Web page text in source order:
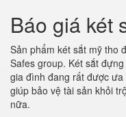
Báo giá két
Sản phẩm két sắt mỹ tho
Safes group. Két sắt
gia đình đang rất được
giúp bảo vệ tài sản khỏi
nữa.